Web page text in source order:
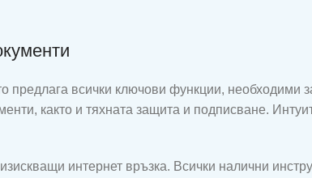
предлага всички ключови функции,
както и тяхната защита и подписване.
интернет връзка. Всички налични